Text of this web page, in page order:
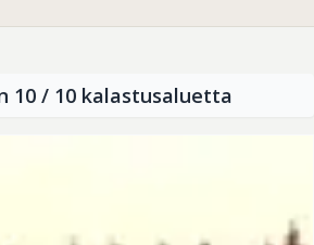
10 / 10 kalastusaluetta